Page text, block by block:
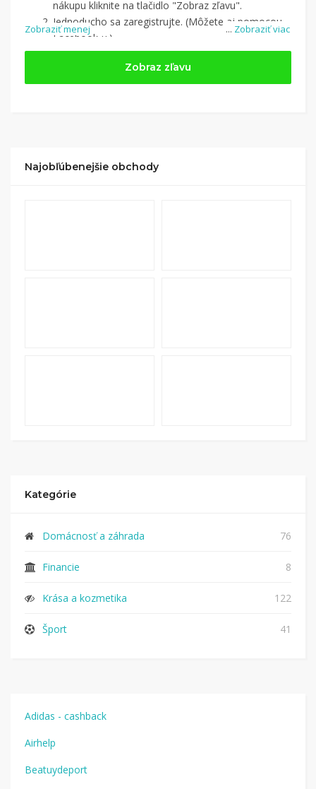
... Zobraziť viac
nákupu kliknite na tlačidlo "Zobraz zľavu".
Jednoducho sa zaregistrujte. (Môžete aj pomocou
Facebook-u.)
Jednoducho sinájdite obchod, pomocou služby
(v ponuke je cca 1 500 obchodov).
Kliknite na tlačidlo „Nakupovať“.(Následne
nákupu, si tieto peniaze môžete dať hneď vyplatiť
Zobraziť menej
Zobraz zľavu
Najobľúbenejšie obchody
Kategórie
Domácnosť a záhrada 76
Financie 8
Krása a kozmetika 122
Šport 41
Adidas - cashback
Airhelp
Beatuydeport